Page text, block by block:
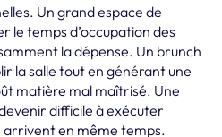
Un grand espace de
le temps d’occupation des
la dépense. Un brunch
la salle tout en générant une
matière mal maîtrisé. Une
difficile à exécuter
en même temps.